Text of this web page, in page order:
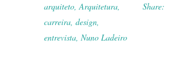
arquiteto,Arquitetura,
carreira, design,
entrevista, Nuno Ladeiro
Share: